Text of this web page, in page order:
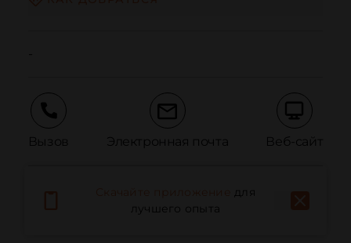
Вызов Электронная почта Веб-сайт
Сообщить о проблеме
для
лучшего опыта